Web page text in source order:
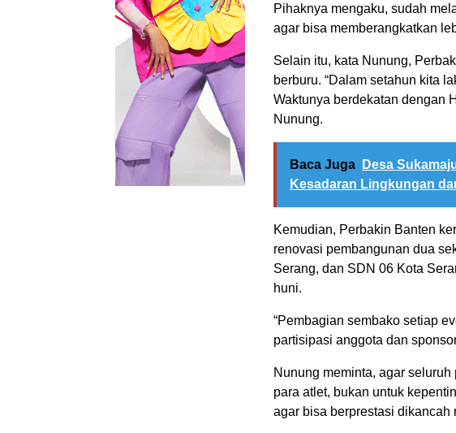
Pihaknya mengaku, sudah
agar bisa memberangkatkan
Selain itu, kata Nunung,
berburu. “Dalam setahun kita
Waktunya berdekatan dengan
Nunung.
Baca Juga
Desa
Kesadaran Lingkungan
Kemudian, Perbakin Banten
renovasi pembangunan dua
Serang, dan SDN 06 Kota
huni.
“Pembagian sembako setiap
partisipasi anggota dan
Nunung meminta, agar
para atlet, bukan untuk
agar bisa berprestasi